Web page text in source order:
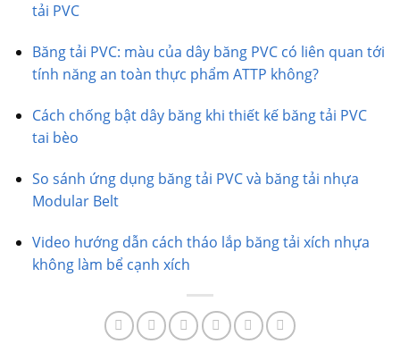
tải PVC
Băng tải PVC: màu của dây băng PVC có liên quan tới
tính năng an toàn thực phẩm ATTP không?
Cách chống bật dây băng khi thiết kế băng tải PVC
tai bèo
So sánh ứng dụng băng tải PVC và băng tải nhựa
Modular Belt
Video hướng dẫn cách tháo lắp băng tải xích nhựa
không làm bể cạnh xích